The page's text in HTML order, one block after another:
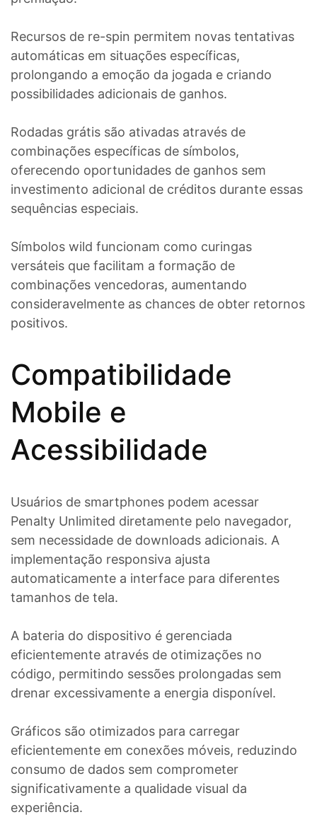
Recursos de re-spin permitem novas tentativas
automáticas em situações específicas,
prolongando a emoção da jogada e criando
possibilidades adicionais de ganhos.
Rodadas grátis são ativadas através de
combinações específicas de símbolos,
oferecendo oportunidades de ganhos sem
investimento adicional de créditos durante essas
sequências especiais.
Símbolos wild funcionam como curingas
versáteis que facilitam a formação de
combinações vencedoras, aumentando
consideravelmente as chances de obter retornos
positivos.
Compatibilidade
Mobile e
Acessibilidade
Usuários de smartphones podem acessar
Penalty Unlimited diretamente pelo navegador,
sem necessidade de downloads adicionais. A
implementação responsiva ajusta
automaticamente a interface para diferentes
tamanhos de tela.
A bateria do dispositivo é gerenciada
eficientemente através de otimizações no
código, permitindo sessões prolongadas sem
drenar excessivamente a energia disponível.
Gráficos são otimizados para carregar
eficientemente em conexões móveis, reduzindo
consumo de dados sem comprometer
significativamente a qualidade visual da
experiência.